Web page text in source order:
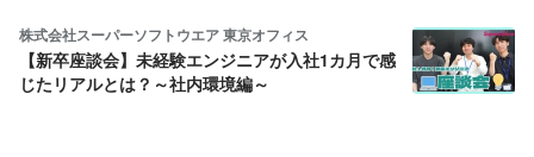
株式会社スーパーソフトウエア 東京オフィス
【新卒座談会】未経験エンジニアが入社1カ月で感
じたリアルとは？～社内環境編～